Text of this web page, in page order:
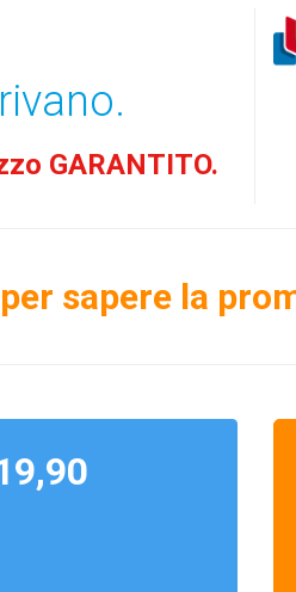
GARANTITO.
per sapere la